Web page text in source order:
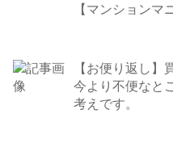
【マンションマ
【お便り返し
今より不便なと
考えです。